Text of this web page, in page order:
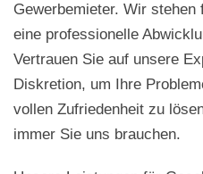
Gewerbemieter. Wir stehen
eine professionelle
Vertrauen Sie auf unsere
Diskretion, um Ihre
vollen Zufriedenheit zu
immer Sie uns brauchen.